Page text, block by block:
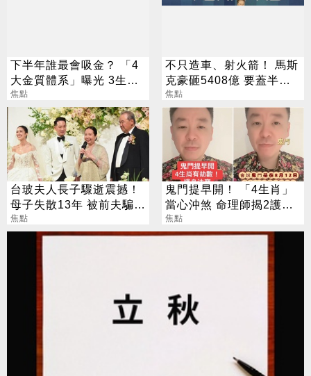
下半年誰最會吸金？ 「4
大金質體系」曝光 3生肖
偏財旺到「錢自己找上
門」
焦點
不只造車、射火箭！ 馬斯
克豪砸5408億 要蓋半導
體園區
焦點
台玻夫人長子驟逝震撼！
母子失散13年 被前夫騙
「愛兒已夭折」
焦點
鬼門提早開！ 「4生肖」
當心沖煞 命理師揭2護身
法寶
焦點